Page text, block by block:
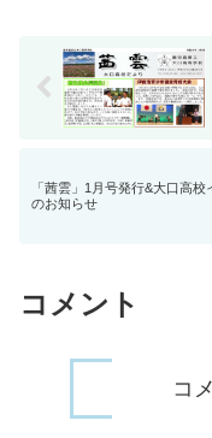
「茜雲」1月号発行&大口高
のお知らせ
コメント
コ